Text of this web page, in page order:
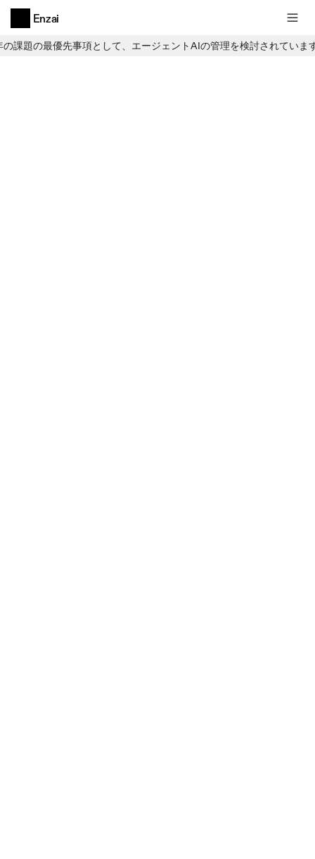
課題の最優先事項として、エージェントAIの管理を検討されていま
Enzai